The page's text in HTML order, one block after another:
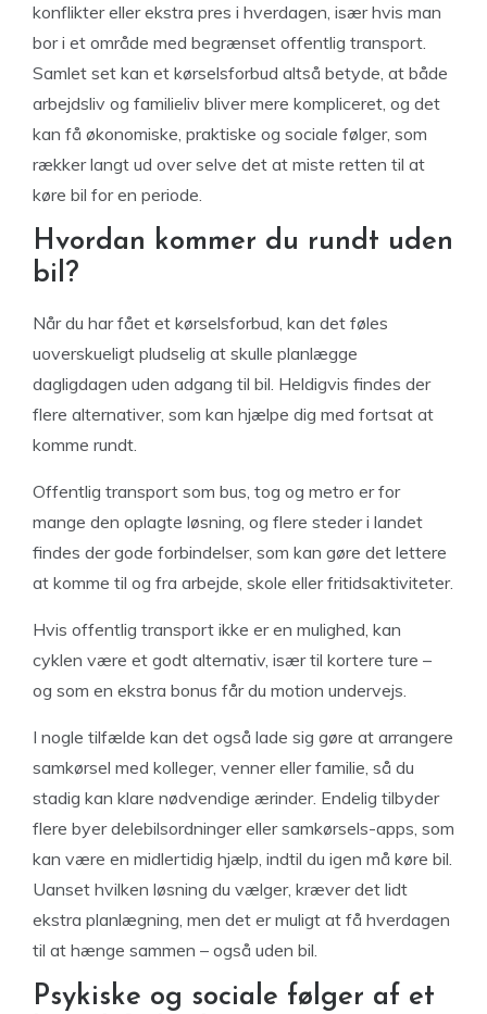
konflikter eller ekstra pres i hverdagen, især hvis man
bor i et område med begrænset offentlig transport.
Samlet set kan et kørselsforbud altså betyde, at både
arbejdsliv og familieliv bliver mere kompliceret, og det
kan få økonomiske, praktiske og sociale følger, som
rækker langt ud over selve det at miste retten til at
køre bil for en periode.
Hvordan kommer du rundt uden
bil?
Når du har fået et kørselsforbud, kan det føles
uoverskueligt pludselig at skulle planlægge
dagligdagen uden adgang til bil. Heldigvis findes der
flere alternativer, som kan hjælpe dig med fortsat at
komme rundt.
Offentlig transport som bus, tog og metro er for
mange den oplagte løsning, og flere steder i landet
findes der gode forbindelser, som kan gøre det lettere
at komme til og fra arbejde, skole eller fritidsaktiviteter.
Hvis offentlig transport ikke er en mulighed, kan
cyklen være et godt alternativ, især til kortere ture –
og som en ekstra bonus får du motion undervejs.
I nogle tilfælde kan det også lade sig gøre at arrangere
samkørsel med kolleger, venner eller familie, så du
stadig kan klare nødvendige ærinder. Endelig tilbyder
flere byer delebilsordninger eller samkørsels-apps, som
kan være en midlertidig hjælp, indtil du igen må køre bil.
Uanset hvilken løsning du vælger, kræver det lidt
ekstra planlægning, men det er muligt at få hverdagen
til at hænge sammen – også uden bil.
Psykiske og sociale følger af et